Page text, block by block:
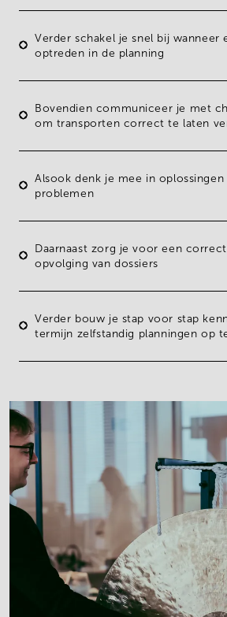
Verder schakel je snel bij wanneer
optreden in de planning
Bovendien communiceer je met
om transporten correct te laten
Alsook denk je mee in
problemen
Daarnaast zorg je voor een
opvolging van dossiers
Verder bouw je stap voor stap
termijn zelfstandig planningen op